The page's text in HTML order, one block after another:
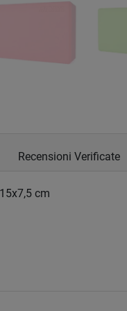
Recensioni Verificate
cm